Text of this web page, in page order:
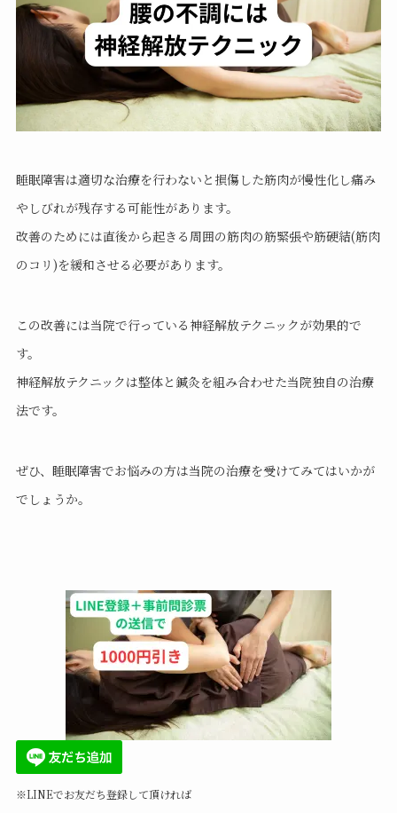
睡眠障害は適切な治療を行わないと損傷した筋肉が慢性化し痛み
やしびれが残存する可能性があります。
改善のためには直後から起きる周囲の筋肉の筋緊張や筋硬結(筋肉
のコリ)を緩和させる必要があります。
この改善には当院で行っている神経解放テクニックが効果的で
す。
神経解放テクニックは整体と鍼灸を組み合わせた当院独自の治療
法です。
ぜひ、睡眠障害でお悩みの方は当院の治療を受けてみてはいかが
でしょうか。
※LINEでお友だち登録して頂ければ